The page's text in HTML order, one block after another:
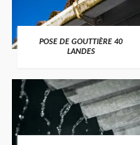
POSE DE GOUTTIÈRE 40
LANDES